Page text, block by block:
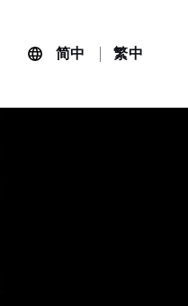
简中 繁中